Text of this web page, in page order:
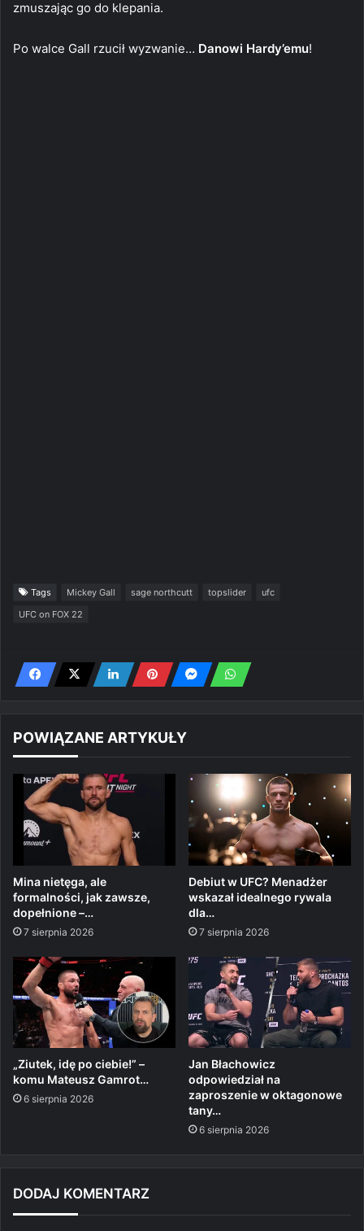
zmuszając go do klepania.
Po walce Gall rzucił wyzwanie… Danowi Hardy’emu!
Tags Mickey Gall sage northcutt topslider
ufc
UFC on FOX 22
POWIĄZANE ARTYKUŁY
Mina nietęga, ale
formalności, jak zawsze,
dopełnione –…
7 sierpnia 2026
Debiut w UFC? Menadżer
wskazał idealnego rywala
dla…
7 sierpnia 2026
„Ziutek, idę po ciebie!” –
komu Mateusz Gamrot…
6 sierpnia 2026
Jan Błachowicz
odpowiedział na
zaproszenie w oktagonowe
tany…
6 sierpnia 2026
DODAJ KOMENTARZ